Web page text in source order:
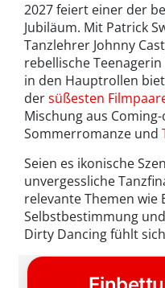
2027 feiert einer der
Jubiläum. Mit Patrick
Tanzlehrer Johnny
rebellische Teenagerin
in den Hauptrollen
dersüßesten
Mischung aus
Sommerromanze und
Seien es ikonische
unvergessliche
relevante Themen wie
Selbstbestimmung
Dirty Dancing fühlt